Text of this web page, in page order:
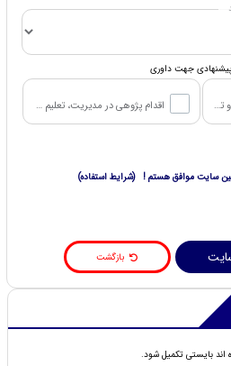
جهت داوری
اقدام پژوهی در مدیریت، تعلیم و تربیت در آموزش و پرورش
سایت موافق هستم ! (شرایط استفاده)
بازگشت
بایستی تکمیل شود.